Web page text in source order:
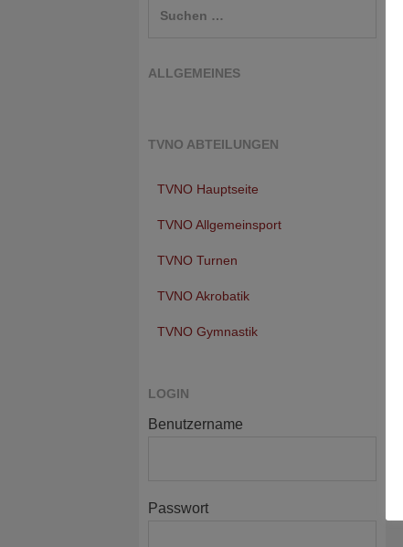
ALLGEMEINES
TVNO ABTEILUNGEN
TVNO Hauptseite
TVNO Allgemeinsport
TVNO Turnen
TVNO Akrobatik
TVNO Gymnastik
LOGIN
Benutzername
Passwort